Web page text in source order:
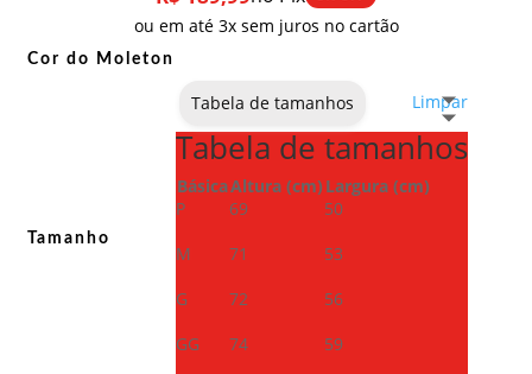
ou em até 3x sem juros no cartão
Cor do Moleton
Tamanho
Limpar
Tabela de tamanhos
Tabela de tamanhos
BásicaAltura (cm) Largura (cm)
P
69
50
M
71
53
G
72
56
GG
74 59